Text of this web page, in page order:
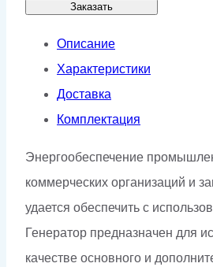
Заказать
Описание
Характеристики
Доставка
Комплектация
Энергообеспечение
коммерческих организаций и
удается обеспечить с
Генератор предназначен для
качестве основного и